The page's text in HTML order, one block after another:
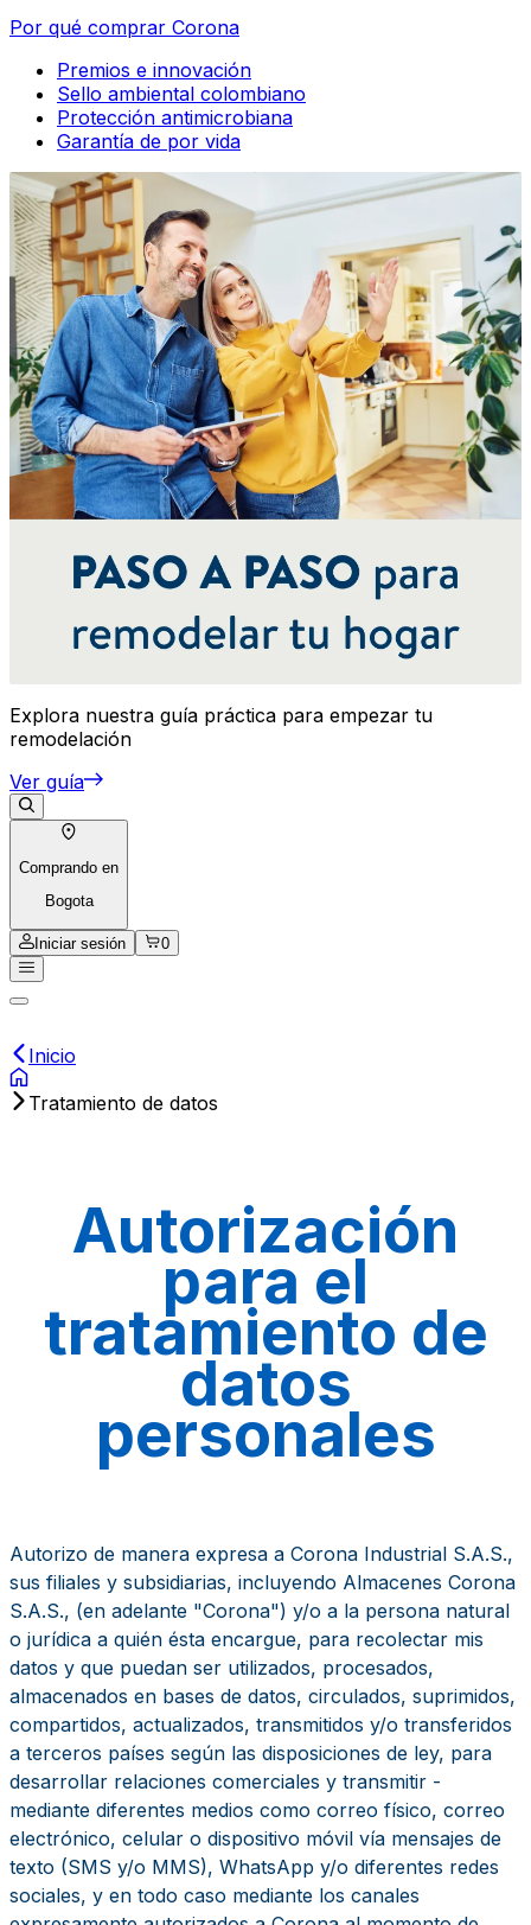
Por qué comprar Corona
Premios e innovación
Sello ambiental colombiano
Protección antimicrobiana
Garantía de por vida
Explora nuestra guía práctica para empezar tu
remodelación
Ver guía
Comprando en
Bogota
Iniciar sesión 0
Inicio
Tratamiento de datos
Autorización
para el
tratamiento de
datos
personales
Autorizo de manera expresa a Corona Industrial S.A.S.,
sus filiales y subsidiarias, incluyendo Almacenes Corona
S.A.S., (en adelante "Corona") y/o a la persona natural
o jurídica a quién ésta encargue, para recolectar mis
datos y que puedan ser utilizados, procesados,
almacenados en bases de datos, circulados, suprimidos,
compartidos, actualizados, transmitidos y/o transferidos
a terceros países según las disposiciones de ley, para
desarrollar relaciones comerciales y transmitir -
mediante diferentes medios como correo físico, correo
electrónico, celular o dispositivo móvil vía mensajes de
texto (SMS y/o MMS), WhatsApp y/o diferentes redes
sociales, y en todo caso mediante los canales